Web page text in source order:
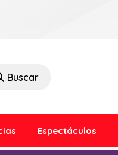
Buscar
Espectáculos